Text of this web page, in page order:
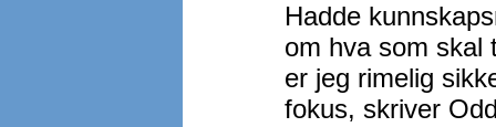
Hadde
om hva som skal
er jeg rimelig
fokus, skriver